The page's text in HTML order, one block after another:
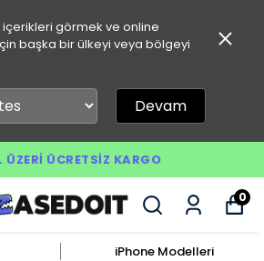
görmek ve online
başka bir ülkeyi veya bölgeyi
Devam
ÜCRETSIZ KARGO
0
iPhone Modelleri